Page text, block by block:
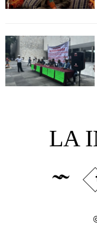
LA